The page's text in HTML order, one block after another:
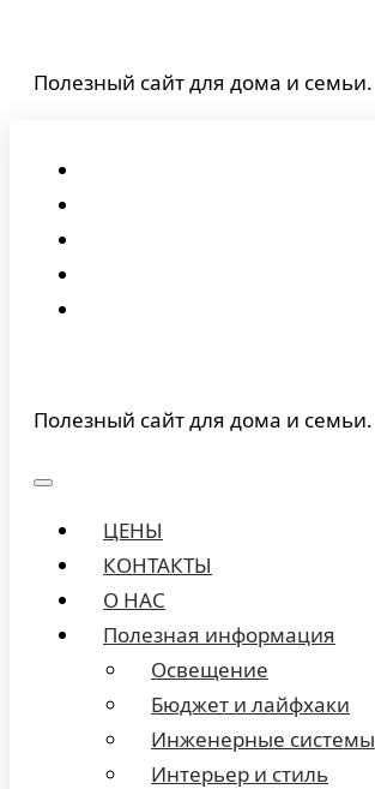
содержимому
Полезный сайт для дома и семьи.
Полезный сайт для дома и семьи.
ЦЕНЫ
КОНТАКТЫ
О НАС
Полезная информация
Освещение
Бюджет и лайфхаки
Инженерные системы
Интерьер и стиль